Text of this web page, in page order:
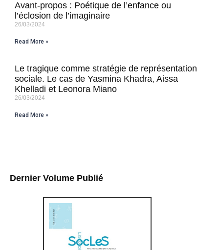
Dernier Volume Publié
Avant-propos : Poétique de l’enfance ou
l’éclosion de l’imaginaire
26/03/2024
Read More »
Le tragique comme stratégie de représentation
sociale. Le cas de Yasmina Khadra, Aissa
Khelladi et Leonora Miano
26/03/2024
Read More »